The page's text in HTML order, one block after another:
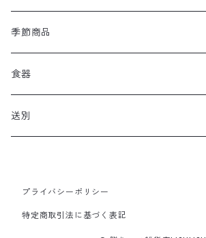
季節商品
食器
送別
プライバシーポリシー
特定商取引法に基づく表記